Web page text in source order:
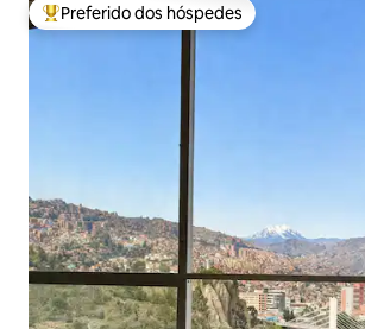
Entre os melhores preferidos dos hóspedes
Preferido dos hóspedes